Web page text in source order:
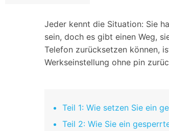
WhatsApp-Marketinglösungen
GB WhatsApp-Übertragung & -Sicherung
PDF-Passwort-Entsperrer
Leitfaden zum Weiterverkauf alter
Jetzt online starten
Mobiltelefone.
Jetzt online starten
Jeder kennt die Situation: Sie
sein, doch es gibt einen Weg,
Telefon zurücksetzen können,
Werkseinstellung ohne pin
Teil 1: Wie setzen Sie ein
Teil 2: Wie Sie ein